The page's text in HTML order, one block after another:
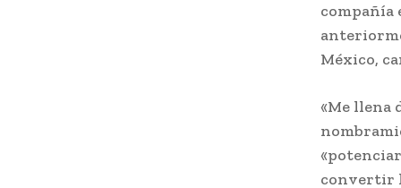
compañía
México,
«Me llena
convertir